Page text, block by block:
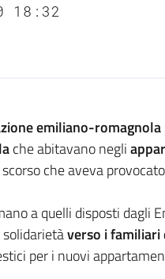
18:32
emiliano-
che abitavano negli
che aveva
a quelli disposti dagli
verso i
per i nuovi